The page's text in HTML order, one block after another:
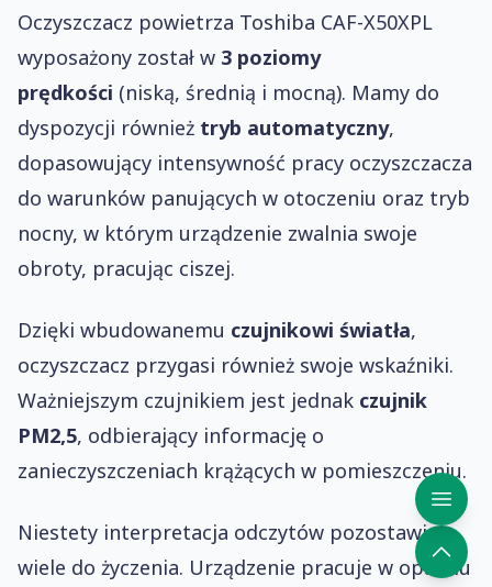
Oczyszczacz powietrza Toshiba CAF-X50XPL
wyposażony został w 3 poziomy
prędkości (niską, średnią i mocną). Mamy do
dyspozycji również tryb automatyczny,
dopasowujący intensywność pracy oczyszczacza
do warunków panujących w otoczeniu oraz tryb
nocny, w którym urządzenie zwalnia swoje
obroty, pracując ciszej.
Dzięki wbudowanemu czujnikowi światła,
oczyszczacz przygasi również swoje wskaźniki.
Ważniejszym czujnikiem jest jednak czujnik
PM2,5, odbierający informację o
zanieczyszczeniach krążących w pomieszczeniu.
Niestety interpretacja odczytów pozostawia
wiele do życzenia. Urządzenie pracuje w oparciu